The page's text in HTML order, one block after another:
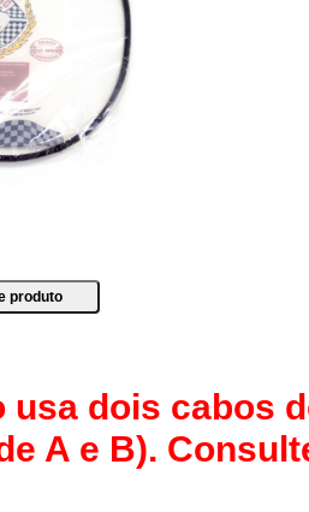
usa dois cabos
A e B).